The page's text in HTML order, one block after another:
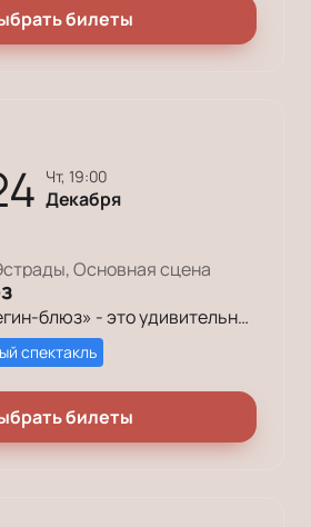
билеты
чт, 19:00
Декабря
Основная сцена
Спектакль «Онегин-блюз» - это удивительное произведение, основанное на романе А. С. Пушкина. В этом спектакле классика звучит легко и современно благодаря уникальному исполнению
спектакль
билеты